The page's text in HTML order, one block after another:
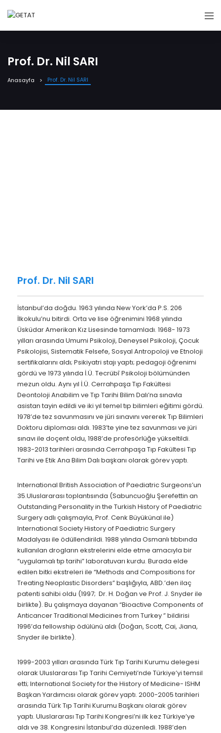
Prof. Dr. Nil SARI
Anasayfa Prof. Dr. Nil SARI
Prof. Dr. Nil SARI
İstanbul’da doğdu. 1963 yılında New York’da P.S. 206
İlkokulu’nu bitirdi. Orta ve lise öğrenimini 1968 yılında
Üsküdar Amerikan Kız Lisesinde tamamladı. 1968- 1973
yılları arasında Umumi Psikoloji, Deneysel Psikoloji, Çocuk
Psikolojisi, Sistematik Felsefe, Sosyal Antropoloji ve Etnoloji
sertifikalarını aldı; Psikiyatri stajı yaptı; pedagoji öğrenimi
gördü ve 1973 yılında İ.Ü. Tecrübî Psikoloji bölümünden
mezun oldu. Aynı yıl İ.Ü. Cerrahpaşa Tıp Fakültesi
Deontoloji Anabilim ve Tıp Tarihi Bilim Dalı’na sınavla
asistan tayin edildi ve iki yıl temel tıp bilimleri eğitimi gördü.
1978’de tez savunmasını ve jüri sınavını vererek Tıp Bilimleri
Doktoru diploması aldı. 1983’te yine tez savunması ve jüri
sınavı ile doçent oldu, 1988’de profesörlüğe yükseltildi.
1983-2013 tarihleri arasında Cerrahpaşa Tıp Fakültesi Tıp
Tarihi ve Etik Ana Bilim Dalı başkanı olarak görev yaptı.
International British Association of Paediatric Surgeons’un
35.Uluslararası toplantısında (Sabuncuoğlu Şerefettin an
Outstanding Personality in the Turkish History of Paediatric
Surgery adlı çalışmayla, Prof. Cenk Büyükünal ile)
International Society History of Paediatric Surgery
Madalyası ile ödüllendirildi. 1988 yılında Osmanlı tıbbında
kullanılan drogların ekstrelerini elde etme amacıyla bir
“uygulamalı tıp tarihi” laboratuvarı kurdu. Burada elde
edilen bitki ekstreleri ile “Methods and Compositions for
Treating Neoplastic Disorders” başlığıyla, ABD.’den ilaç
patenti sahibi oldu (1997; Dr. H. Doğan ve Prof. J. Snyder ile
birlikte). Bu çalışmaya dayanan “Bioactive Components of
Anticancer Traditional Medicines from Turkey ” bildirisi
1996’da fellowship ödülünü aldı (Doğan, Scott, Cai, Jiana,
Snyder ile birlikte).
1999-2003 yılları arasında Türk Tıp Tarihi Kurumu delegesi
olarak Uluslararası Tıp Tarihi Cemiyeti’nde Türkiye’yi temsil
etti; International Society for the History of Medicine- ISHM
Başkan Yardımcısı olarak görev yaptı. 2000-2005 tarihleri
arasında Türk Tıp Tarihi Kurumu Başkanı olarak görev
yaptı. Uluslararası Tıp Tarihi Kongresi’ni ilk kez Türkiye’ye
aldı ve 38. Kongresini İstanbul’da düzenledi. 1988’den